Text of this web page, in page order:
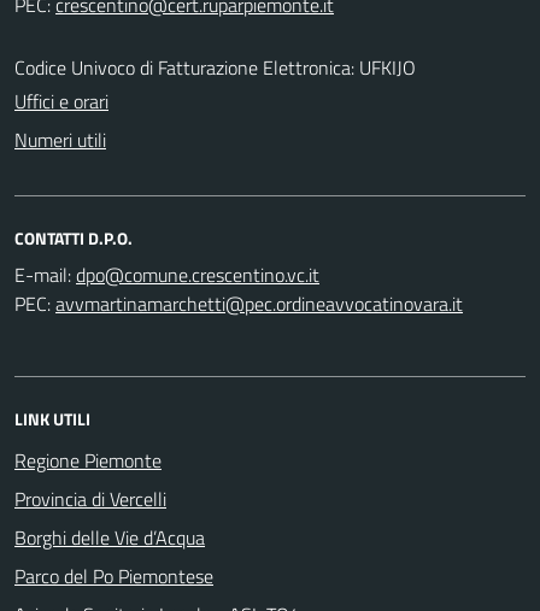
Codice Univoco di Fatturazione Elettronica: UFKIJO
Uffici e orari
Numeri utili
CONTATTI D.P.O.
E-mail:
PEC:
LINK UTILI
Regione Piemonte
Provincia di Vercelli
Borghi delle Vie d’Acqua
Parco del Po Piemontese